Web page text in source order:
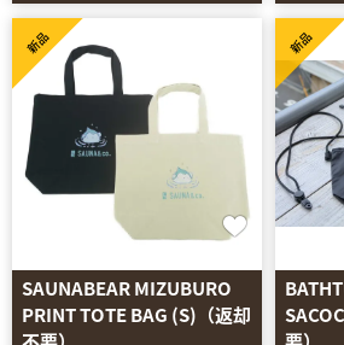
SAUNABEAR MIZUBURO
PRINT TOTE BAG (S)（返却
新品 新品